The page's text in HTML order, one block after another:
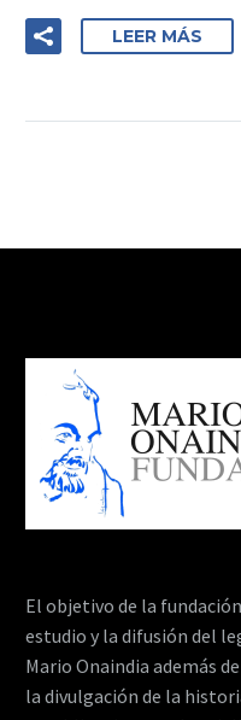
LEER MÁS
El objetivo de la
estudio y la difusión del
Mario Onaindia además
la divulgación de la